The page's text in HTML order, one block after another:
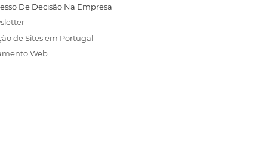
De Decisão Na Empresa
de Sites em Portugal
Web